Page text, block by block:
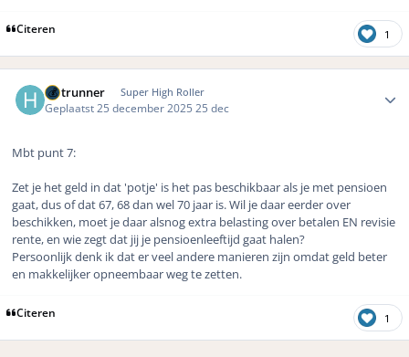
Citeren 1
Hotrunner Super High Roller
Geplaatst 25 december 2025 25 dec
Mbt punt 7:
Zet je het geld in dat 'potje' is het pas beschikbaar als je met pensioen
gaat, dus of dat 67, 68 dan wel 70 jaar is. Wil je daar eerder over
beschikken, moet je daar alsnog extra belasting over betalen EN revisie
rente, en wie zegt dat jij je pensioenleeftijd gaat halen?
Persoonlijk denk ik dat er veel andere manieren zijn omdat geld beter
en makkelijker opneembaar weg te zetten.
Citeren 1